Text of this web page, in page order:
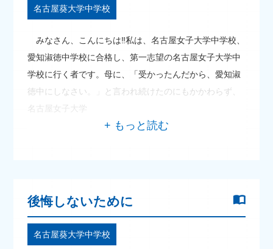
名古屋葵大学中学校
みなさん、こんにちは‼私は、名古屋女子大学中学校、
愛知淑徳中学校に合格し、第一志望の名古屋女子大学中
学校に行く者です。母に、「受かったんだから、愛知淑
徳中にしなさい。」と言われ続けたのにもかかわらず、
名古屋女子大学
後悔しないために
名古屋葵大学中学校